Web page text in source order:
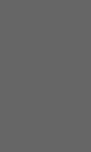
und weisen
Nummer zu,
zu
werde lokal
gespeichert und
Unternehmen